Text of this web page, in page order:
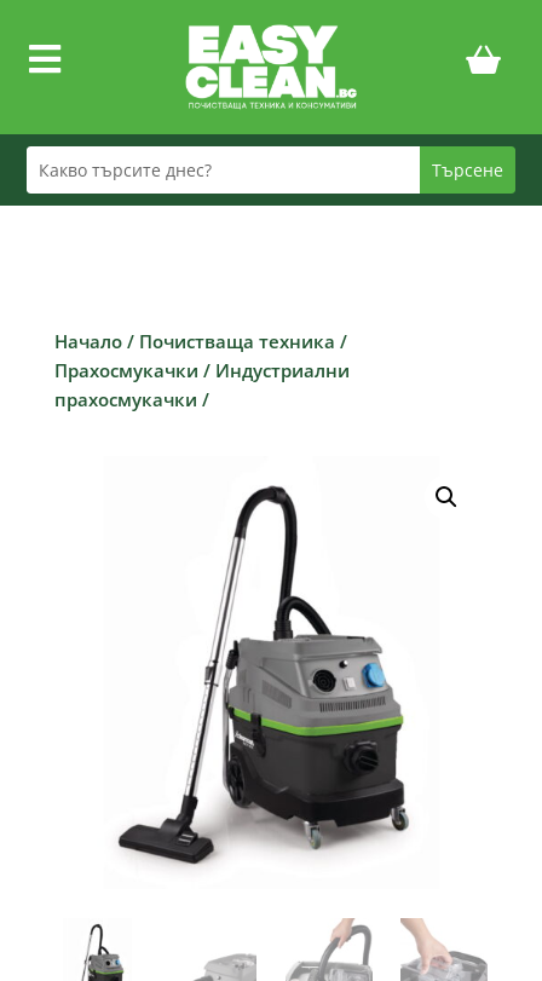

Начало/ Почистваща техника /
Прахосмукачки / Индустриални
прахосмукачки /